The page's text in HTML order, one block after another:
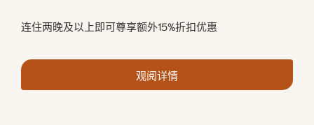
连住两晚及以上即可尊享额外15%折扣优惠
观阅详情